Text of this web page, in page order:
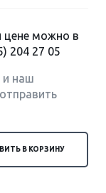
цене можно в
204 27 05
и наш
В КОРЗИНУ